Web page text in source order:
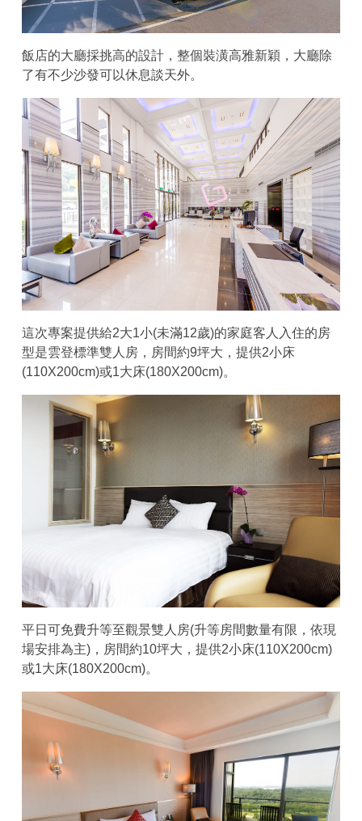
飯店的大廳採挑高的設計，整個裝潢高雅新穎，大廳除
了有不少沙發可以休息談天外。
這次專案提供給2大1小(未滿12歲)的家庭客人入住的房
型是雲登標準雙人房，房間約9坪大，提供2小床
(110X200cm)或1大床(180X200cm)。
平日可免費升等至觀景雙人房(升等房間數量有限，依現
場安排為主)，房間約10坪大，提供2小床(110X200cm)
或1大床(180X200cm)。